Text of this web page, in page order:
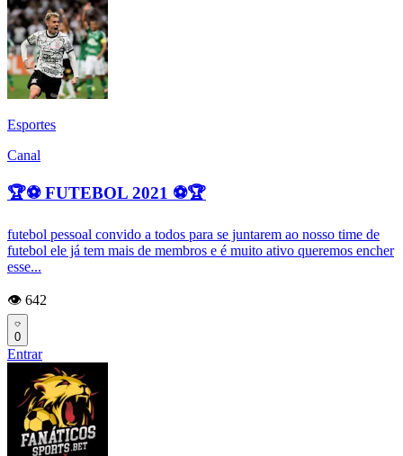
Esportes
Canal
🏆⚽ FUTEBOL 2021 ⚽🏆
futebol pessoal convido a todos para se juntarem ao nosso time de
futebol ele já tem mais de membros e é muito ativo queremos encher
esse...
👁️ 642
0
Entrar